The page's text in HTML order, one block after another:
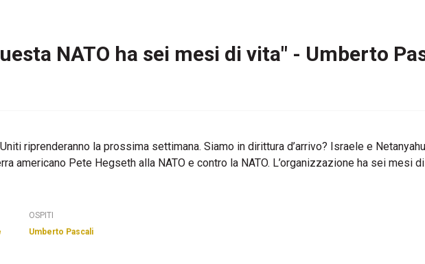
NATO ha sei mesi di vita" - Umberto
riprenderanno la prossima settimana. Siamo in dirittura d’arrivo? Israele e
americano Pete Hegseth alla NATO e contro la NATO. L’organizzazione ha sei mesi di
OSPITI
Umberto Pascali